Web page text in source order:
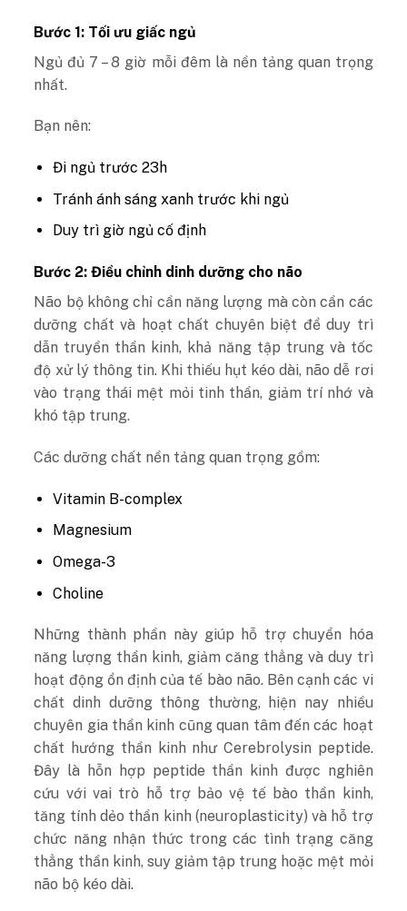
Bước 1: Tối ưu giấc ngủ
Ngủ đủ 7 – 8 giờ mỗi đêm là nền tảng quan trọng
nhất.
Bạn nên:
Đi ngủ trước 23h
Tránh ánh sáng xanh trước khi ngủ
Duy trì giờ ngủ cố định
Bước 2: Điều chỉnh dinh dưỡng cho não
Não bộ không chỉ cần năng lượng mà còn cần các
dưỡng chất và hoạt chất chuyên biệt để duy trì
dẫn truyền thần kinh, khả năng tập trung và tốc
độ xử lý thông tin. Khi thiếu hụt kéo dài, não dễ rơi
vào trạng thái mệt mỏi tinh thần, giảm trí nhớ và
khó tập trung.
Các dưỡng chất nền tảng quan trọng gồm:
Vitamin B-complex
Magnesium
Omega-3
Choline
Những thành phần này giúp hỗ trợ chuyển hóa
năng lượng thần kinh, giảm căng thẳng và duy trì
hoạt động ổn định của tế bào não. Bên cạnh các vi
chất dinh dưỡng thông thường, hiện nay nhiều
chuyên gia thần kinh cũng quan tâm đến các hoạt
chất hướng thần kinh như Cerebrolysin peptide.
Đây là hỗn hợp peptide thần kinh được nghiên
cứu với vai trò hỗ trợ bảo vệ tế bào thần kinh,
tăng tính dẻo thần kinh (neuroplasticity) và hỗ trợ
chức năng nhận thức trong các tình trạng căng
thẳng thần kinh, suy giảm tập trung hoặc mệt mỏi
não bộ kéo dài.